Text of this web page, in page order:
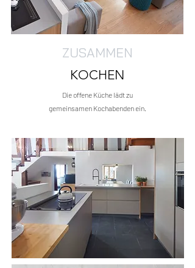
ZUSAMMEN
KOCHEN
Die offene Küche lädt zu
gemeinsamen Kochabenden ein.